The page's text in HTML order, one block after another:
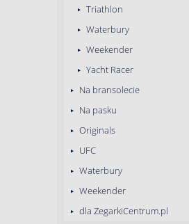
Triathlon
Waterbury
Weekender
Yacht Racer
Na bransolecie
Na pasku
Originals
UFC
Waterbury
Weekender
dla ZegarkiCentrum.pl